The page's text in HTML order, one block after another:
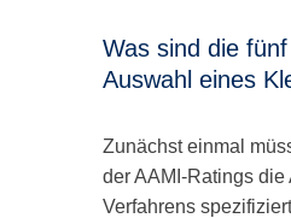
Was sind die
Auswahl eines
Zunächst einmal
der AAMI-Ratings die
Verfahrens